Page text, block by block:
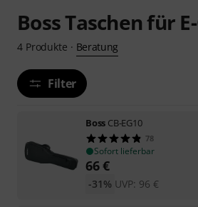
Boss Taschen für
4 Produkte · Beratung
Filter
Boss CB-EG10
78
Sofort lieferbar
66€
UVP: 96 €
-31%